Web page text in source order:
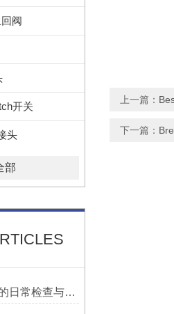
阀
开关
头
部
Blacoh脉冲阻尼器的日常检查与预防性维护清单
上一篇：
下一篇：